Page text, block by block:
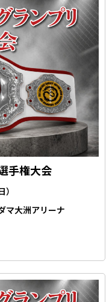
手権大会
）
マ大洲アリーナ